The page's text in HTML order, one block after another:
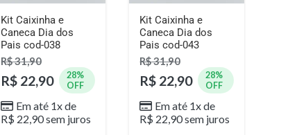
Kit Caixinha e
Caneca Dia dos
Pais cod-038
R$31,90
R$ 22,90
28%
OFF
Em até 1x de
R$ 22,90sem juros
Kit Caixinha e
Caneca Dia dos
Pais cod-043
R$31,90
R$ 22,90
28%
OFF
Em até 1x de
R$ 22,90sem juros